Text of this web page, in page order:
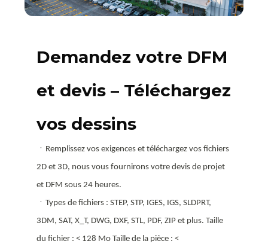
Demandez votre DFM
et devis – Téléchargez
vos dessins
ㆍRemplissez vos exigences et téléchargez vos fichiers
2D et 3D, nous vous fournirons votre devis de projet
et DFM sous 24 heures.
ㆍTypes de fichiers : STEP, STP, IGES, IGS, SLDPRT,
3DM, SAT, X_T, DWG, DXF, STL, PDF, ZIP et plus. Taille
du fichier : < 128 Mo Taille de la pièce : <